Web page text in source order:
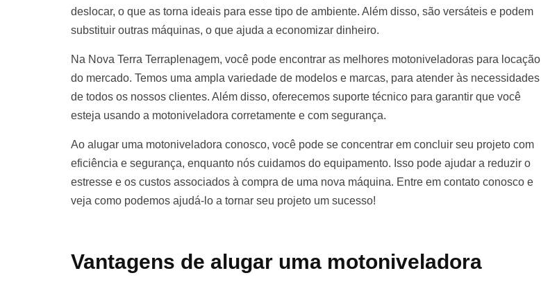
deslocar, o que as torna ideais para esse tipo de ambiente. Além disso, são versáteis e podem
substituir outras máquinas, o que ajuda a economizar dinheiro.
Na Nova Terra Terraplenagem, você pode encontrar as melhores motoniveladoras para locação
do mercado. Temos uma ampla variedade de modelos e marcas, para atender às necessidades
de todos os nossos clientes. Além disso, oferecemos suporte técnico para garantir que você
esteja usando a motoniveladora corretamente e com segurança.
Ao alugar uma motoniveladora conosco, você pode se concentrar em concluir seu projeto com
eficiência e segurança, enquanto nós cuidamos do equipamento. Isso pode ajudar a reduzir o
estresse e os custos associados à compra de uma nova máquina. Entre em contato conosco e
veja como podemos ajudá-lo a tornar seu projeto um sucesso!
Vantagens de alugar uma motoniveladora